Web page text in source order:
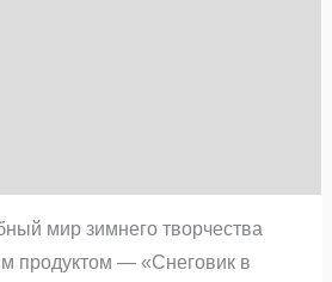
мир зимнего творчества
продуктом — «Снеговик в